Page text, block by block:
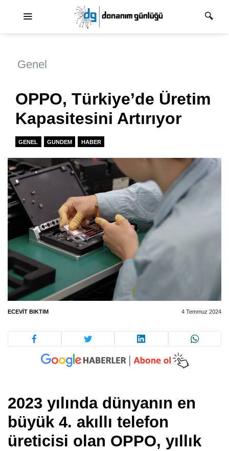
Genel
OPPO, Türkiye’de Üretim
Kapasitesini Artırıyor
GENEL GUNDEM HABER
ECEVIT BIKTIM 4 Temmuz 2024
2023 yılında dünyanın en
büyük 4. akıllı telefon
üreticisi olan OPPO, yıllık